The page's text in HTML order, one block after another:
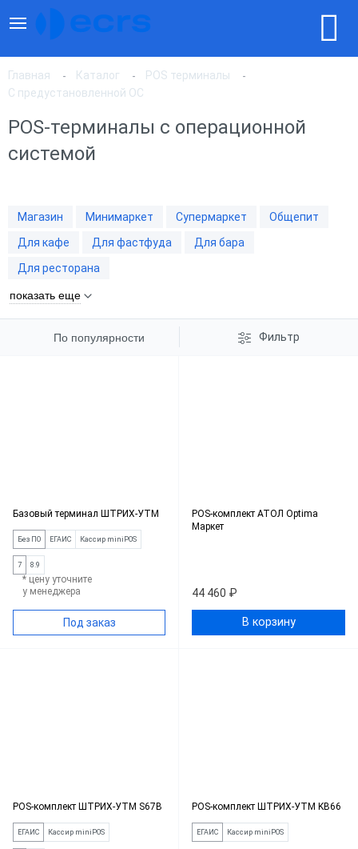
Главная Каталог
POS терминалы
С предустановленной ОС
POS-терминалы с операционной
системой
Магазин Минимаркет Супермаркет
Общепит
Для кафе
Для фастфуда
Для бара
Для ресторана
показать еще
По популярности Фильтр
По популярности
По цене, по убыванию
Базовый терминал ШТРИХ-УТМ
Без ПО ЕГАИС Кассир miniPOS
7 8.9
* цену уточните
у менеджера
Под заказ
POS-комплект АТОЛ Optima
Маркет
44 460 ₽
В корзину
POS-комплект ШТРИХ-УТМ S67B
ЕГАИС Кассир miniPOS
POS-комплект ШТРИХ-УТМ KB66
ЕГАИС Кассир miniPOS